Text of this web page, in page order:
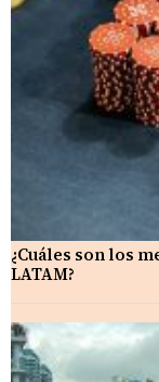
¿Cuáles son los
LATAM?